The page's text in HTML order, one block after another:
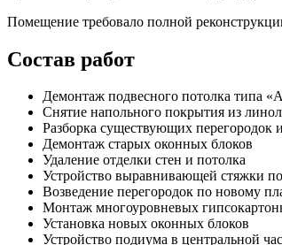
Помещение требовало полной
Состав работ
Демонтаж подвесного потолка типа
Снятие напольного покрытия из
Разборка существующих перегородок
Демонтаж старых оконных блоков
Удаление отделки стен и потолка
Устройство выравнивающей стяжки
Возведение перегородок по новому
Монтаж многоуровневых
Установка новых оконных блоков
Устройство подиума в центральной